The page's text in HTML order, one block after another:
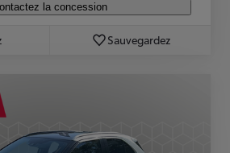
la concession
Sauvegardez